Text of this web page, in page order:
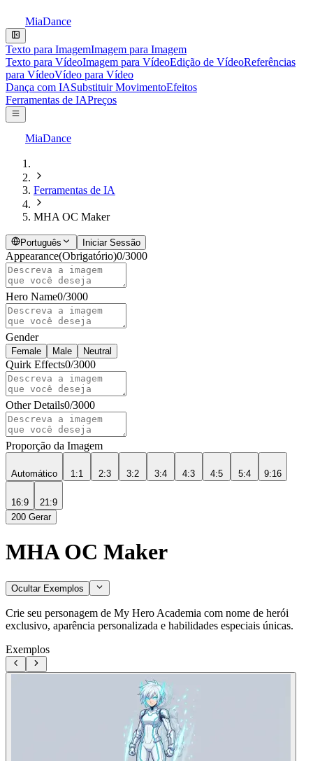
MiaDance
Texto para ImagemImagem para Imagem
Texto para VídeoImagem para VídeoEdição de VídeoReferências
para VídeoVídeo para Vídeo
Dança com IASubstituir MovimentoEfeitos
Ferramentas de IAPreços
MiaDance
Ferramentas de IA
MHA OC Maker
Português Iniciar Sessão
Appearance(Obrigatório)0/3000
Hero Name0/3000
Gender
Female Male Neutral
Quirk Effects0/3000
Other Details0/3000
Proporção da Imagem
Automático 1:1 2:3 3:2 3:4 4:3 4:5 5:4 9:16
16:9
21:9
200 Gerar
MHA OC Maker
Ocultar Exemplos
Crie seu personagem de My Hero Academia com nome de herói
exclusivo, aparência personalizada e habilidades especiais únicas.
Exemplos